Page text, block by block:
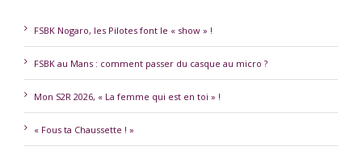
FSBK Nogaro, les Pilotes font le « show » !
FSBK au Mans : comment passer du casque au micro ?
Mon S2R 2026, « La femme qui est en toi » !
« Fous ta Chaussette ! »